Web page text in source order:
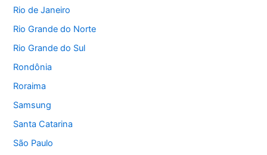
Rio de Janeiro
Rio Grande do Norte
Rio Grande do Sul
Rondônia
Roraima
Samsung
Santa Catarina
São Paulo